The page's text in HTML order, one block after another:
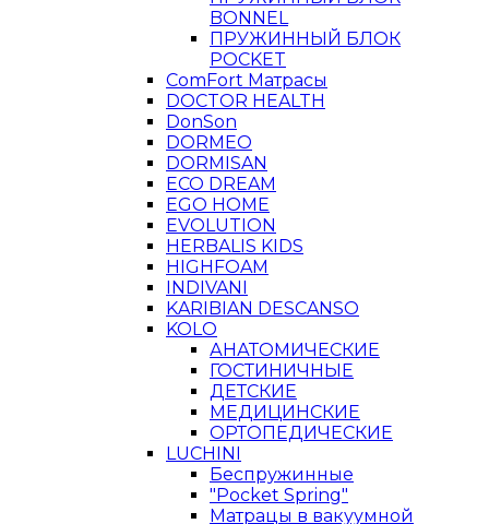
BONNEL
ПРУЖИННЫЙ БЛОК
POCKET
ComFort Матрасы
DOCTOR HEALTH
DonSon
DORMEO
DORMISAN
ECO DREAM
EGO HOME
EVOLUTION
HERBALIS KIDS
HIGHFOAM
INDIVANI
KARIBIAN DESCANSO
KOLO
АНАТОМИЧЕСКИЕ
ГОСТИНИЧНЫЕ
ДЕТСКИЕ
МЕДИЦИНСКИЕ
ОРТОПЕДИЧЕСКИЕ
LUCHINI
Беспружинные
"Pocket Spring"
Матрацы в вакуумной